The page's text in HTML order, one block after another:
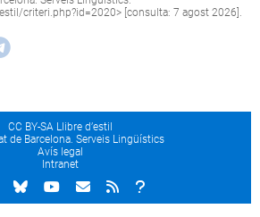
criteri.php?id=2020> [consulta: 7 agost 2026].
CC BY-SA Llibre d’estil
de Barcelona. Serveis Lingüístics
Avís legal
Intranet